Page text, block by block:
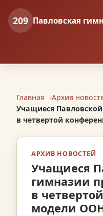
209 Павловская
Главная
Архив
Учащиеся
в четвертой
АРХИВ НОВОСТЕЙ
Учащиеся
гимназии
в
модели